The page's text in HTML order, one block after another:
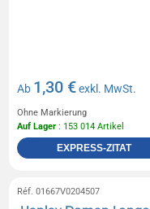
Ab 1,30 €exkl. MwSt.
Ohne Markierung
Auf Lager : 153 014 Artikel
EXPRESS-ZITAT
Réf. 01667V0204507